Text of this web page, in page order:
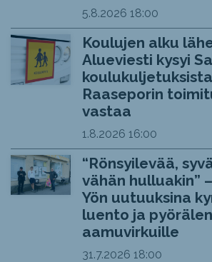
5.8.2026 18:00
Koulujen alku
Alueviesti kysyi
Raaseporin
vastaa
1.8.2026 16:00
“Rönsyilevää,
vähän hulluakin”
Yön uutuuksina
luento ja
aamuvirkuille
31.7.2026 18:00